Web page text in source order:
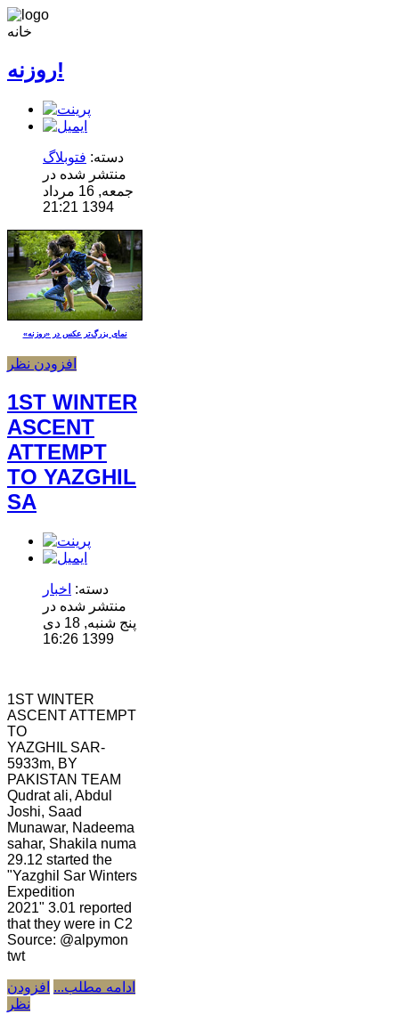
خانه
روزنه!
دسته: فتوبلاگ
منتشر شده در
جمعه, 16 مرداد
1394 21:21
نمای بزرگ‌تر عکس در «روزنه»
افزودن نظر
1ST WINTER
ASCENT
ATTEMPT
TO YAZGHIL
SA
دسته: اخبار
منتشر شده در
پنج شنبه, 18 دی
1399 16:26
1ST WINTER
ASCENT ATTEMPT
TO
YAZGHIL SAR-
5933m, BY
PAKISTAN TEAM
Qudrat ali, Abdul
Joshi, Saad
Munawar, Nadeema
sahar, Shakila numa
29.12 started the
"Yazghil Sar Winters
Expedition
2021" 3.01 reported
that they were in C2
Source: @alpymon
twt
ادامه مطلب... افزودن
نظر